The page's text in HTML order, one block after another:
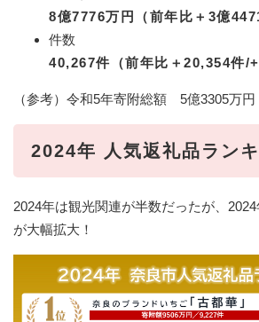
8億7776万円（前年比＋3億
件数
40,267件（前年比＋20,354件/
（参考）令和5年寄附総額 5億3305万円
2024年 人気返礼品ラン
2024年は観光関連が半数だったが、
が大幅拡大！​